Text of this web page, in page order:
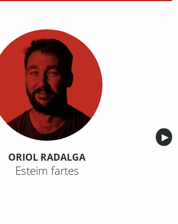
▶︎
ORIOL RADALGA
Esteim fartes